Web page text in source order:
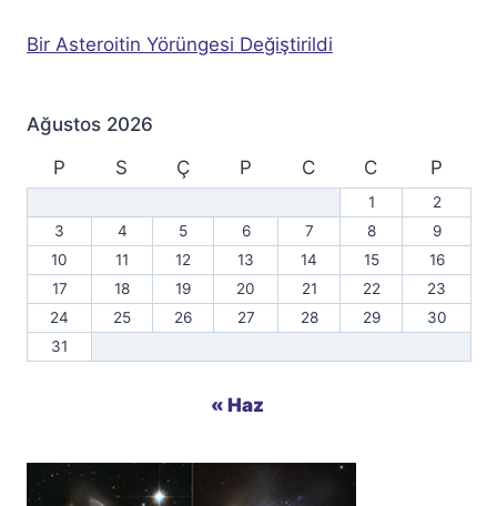
Bir Asteroitin Yörüngesi Değiştirildi
Ağustos 2026
P
S Ç P C C P
1
2
3
4 5 6 7 8
9
10
11 12 13 14 15
16
17
18 19 20 21 22
23
24
25 26 27 28 29
30
31
« Haz